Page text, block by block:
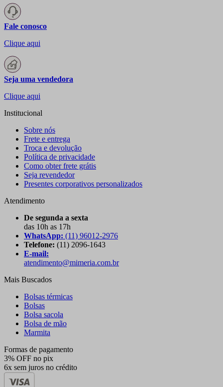
Fale conosco
Clique aqui
Seja uma vendedora
Clique aqui
Institucional
Sobre nós
Frete e entrega
Troca e devolução
Política de privacidade
Como obter frete grátis
Seja revendedor
Presentes corporativos personalizados
Atendimento
De segunda a sexta
das 10h as 17h
WhatsApp: (11) 96012-2976
Telefone: (11) 2096-1643
E-mail:
atendimento@mimeria.com.br
Mais Buscados
Bolsas térmicas
Bolsas
Bolsa sacola
Bolsa de mão
Marmita
Formas de pagamento
3% OFF no pix
6x sem juros no crédito